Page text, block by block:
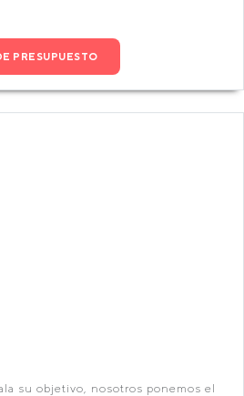
PRESUPUESTO
su objetivo, nosotros ponemos el